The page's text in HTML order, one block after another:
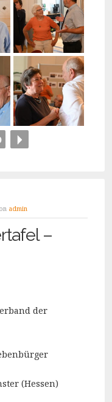
admin
–
der
(Hessen)